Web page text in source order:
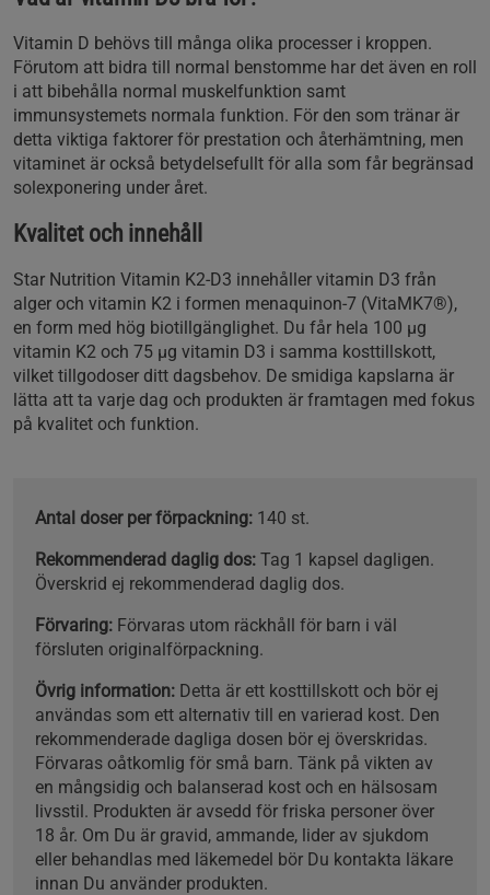
Vitamin D behövs till många olika processer i kroppen.
Förutom att bidra till normal benstomme har det även en roll
i att bibehålla normal muskelfunktion samt
immunsystemets normala funktion. För den som tränar är
detta viktiga faktorer för prestation och återhämtning, men
vitaminet är också betydelsefullt för alla som får begränsad
solexponering under året.
Kvalitet och innehåll
Star Nutrition Vitamin K2-D3 innehåller vitamin D3 från
alger och vitamin K2 i formen menaquinon-7 (VitaMK7®),
en form med hög biotillgänglighet. Du får hela 100 µg
vitamin K2 och 75 µg vitamin D3 i samma kosttillskott,
vilket tillgodoser ditt dagsbehov. De smidiga kapslarna är
lätta att ta varje dag och produkten är framtagen med fokus
på kvalitet och funktion.
Antal doser per förpackning: 140 st.
Rekommenderad daglig dos: Tag 1 kapsel dagligen.
Överskrid ej rekommenderad daglig dos.
Förvaring: Förvaras utom räckhåll för barn i väl
försluten originalförpackning.
Övrig information: Detta är ett kosttillskott och bör ej
användas som ett alternativ till en varierad kost. Den
rekommenderade dagliga dosen bör ej överskridas.
Förvaras oåtkomlig för små barn. Tänk på vikten av
en mångsidig och balanserad kost och en hälsosam
livsstil. Produkten är avsedd för friska personer över
18 år. Om Du är gravid, ammande, lider av sjukdom
eller behandlas med läkemedel bör Du kontakta läkare
innan Du använder produkten.